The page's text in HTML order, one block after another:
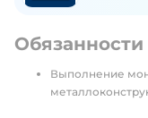
Обязанности
Выполнение